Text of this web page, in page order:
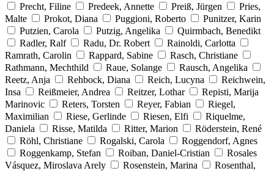
Precht, Filine
Predeek, Annette Preiß, Jürgen
Pries,
Malte
Prokot, Diana Puggioni, Roberto
Punitzer, Karin
Putzien, Carola
Putzig, Angelika
Quirmbach, Benedikt
Radler, Ralf
Radu, Dr. Robert
Rainoldi, Carlotta
Ramrath, Carolin
Rappard, Sabine
Rasch, Christiane
Rathmann, Mechthild
Raue, Solange
Rausch, Angelika
Reetz, Anja
Rehbock, Diana Reich, Lucyna
Reichwein,
Insa
Reißmeier, Andrea Reitzer, Lothar
Repisti, Marija
Marinovic
Reters, Torsten Reyer, Fabian
Riegel,
Maximilian
Riese, Gerlinde Riesen, Elfi
Riquelme,
Daniela
Risse, Matilda Ritter, Marion
Röderstein, René
Röhl, Christiane
Rogalski, Carola
Roggendorf, Agnes
Roggenkamp, Stefan
Roiban, Daniel-Cristian
Rosales
Vásquez, Miroslava Arely
Rosenstein, Marina
Rosenthal,